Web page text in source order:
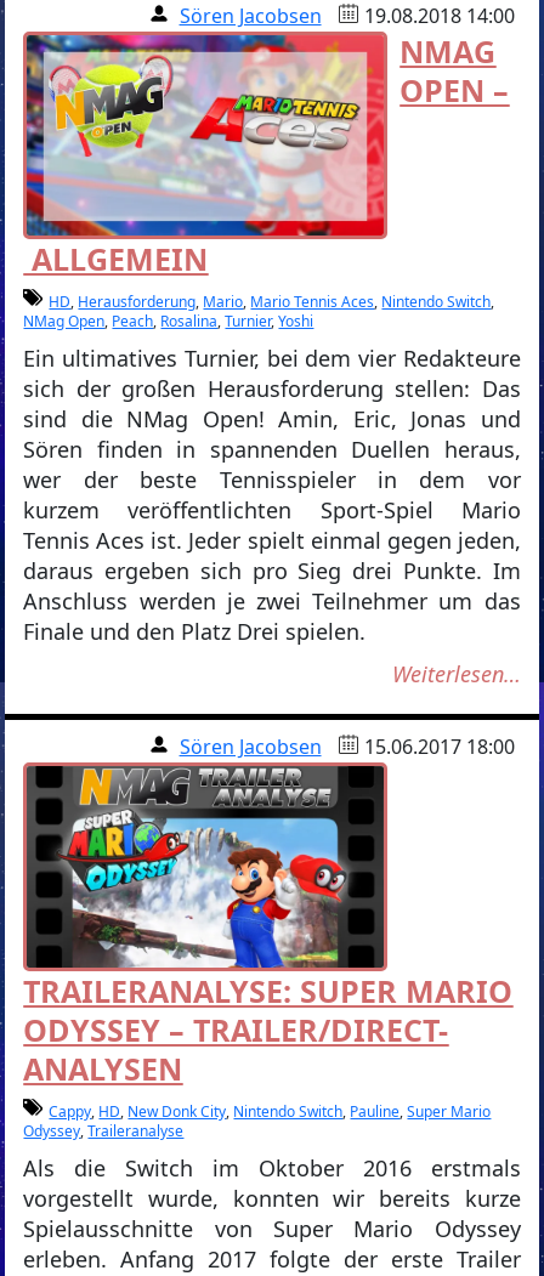
Sören Jacobsen 19.08.2018 14:00
NMAG
OPEN –
ALLGEMEIN
HD, Herausforderung, Mario, Mario Tennis Aces, Nintendo Switch,
NMag Open, Peach, Rosalina,Turnier,Yoshi
Ein ultimatives Turnier, bei dem vier Redakteure
sich der großen Herausforderung stellen: Das
sind die NMag Open! Amin, Eric, Jonas und
Sören finden in spannenden Duellen heraus,
wer der beste Tennisspieler in dem vor
kurzem veröffentlichten Sport-Spiel Mario
Tennis Aces ist. Jeder spielt einmal gegen jeden,
daraus ergeben sich pro Sieg drei Punkte. Im
Anschluss werden je zwei Teilnehmer um das
Finale und den Platz Drei spielen.
Weiterlesen…
Sören Jacobsen 15.06.2017 18:00
TRAILERANALYSE: SUPER MARIO
ODYSSEY – TRAILER/DIRECT-
ANALYSEN
Cappy, HD, New Donk City, Nintendo Switch, Pauline,Super Mario
Odyssey,Traileranalyse
Als die Switch im Oktober 2016 erstmals
vorgestellt wurde, konnten wir bereits kurze
Spielausschnitte von Super Mario Odyssey
erleben. Anfang 2017 folgte der erste Trailer